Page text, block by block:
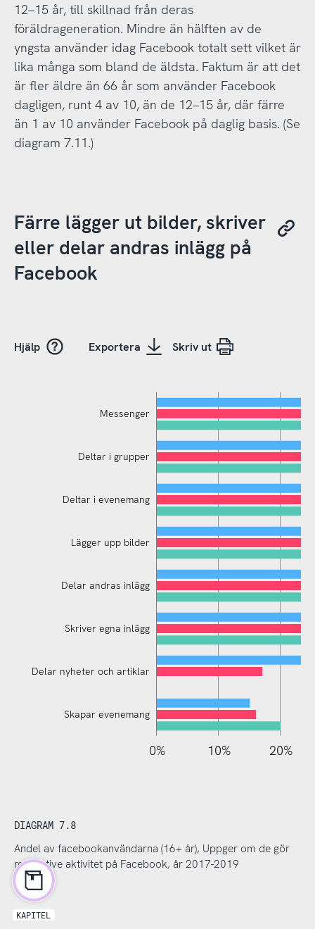
12–15 år, till skillnad från deras
föräldrageneration. Mindre än hälften av de
yngsta använder idag Facebook totalt sett vilket är
lika många som bland de äldsta. Faktum är att det
är fler äldre än 66 år som använder Facebook
dagligen, runt 4 av 10, än de 12–15 år, där färre
än 1 av 10 använder Facebook på daglig basis. (Se
diagram 7.11.)
Färre lägger ut bilder, skriver
eller delar andras inlägg på
Facebook
Hjälp Exportera Skriv ut
Messenger
Deltar i grupper
Deltar i evenemang
Lägger upp bilder
Delar andras inlägg
Skriver egna inlägg
Delar nyheter och artiklar
Skapar evenemang
110% 20%
10%
0%
-10%
-20%
DIAGRAM 7.8
Andel av facebookanvändarna (16+ år), Uppger om de gör
respektive aktivitet på Facebook, år 2017-2019
KAPITEL